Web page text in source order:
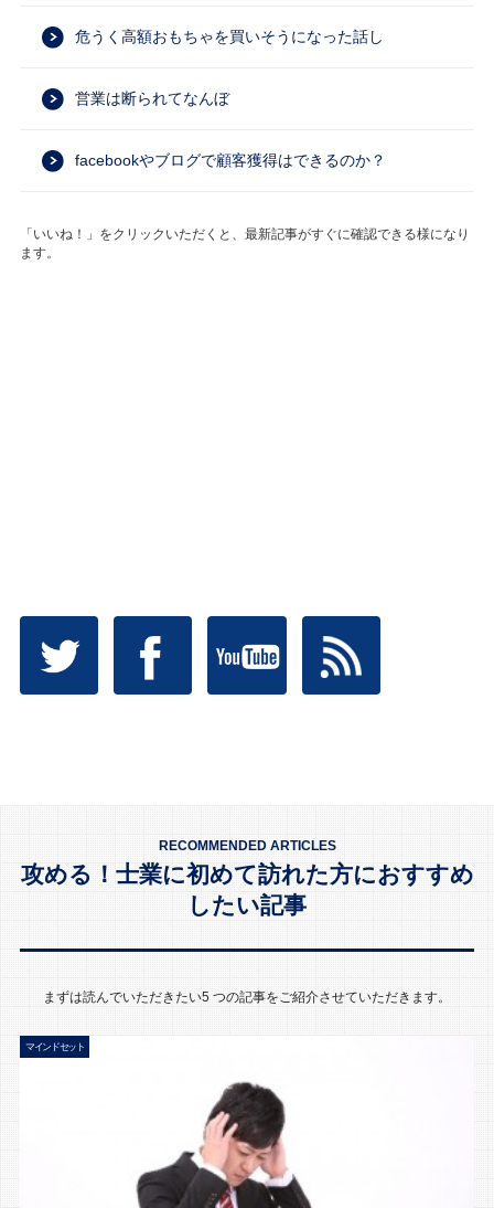
危うく高額おもちゃを買いそうになった話し
営業は断られてなんぼ
facebookやブログで顧客獲得はできるのか？
「いいね！」をクリックいただくと、最新記事がすぐに確認できる様になり
ます。
RECOMMENDED ARTICLES
攻める！士業に初めて訪れた方におすすめ
したい記事
まずは読んでいただきたい5 つの記事をご紹介させていただきます。
マインドセット